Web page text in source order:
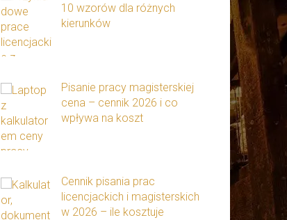
10 wzorów dla różnych
kierunków
Pisanie pracy magisterskiej
cena – cennik 2026 i co
wpływa na koszt
Cennik pisania prac
licencjackich i magisterskich
w 2026 – ile kosztuje